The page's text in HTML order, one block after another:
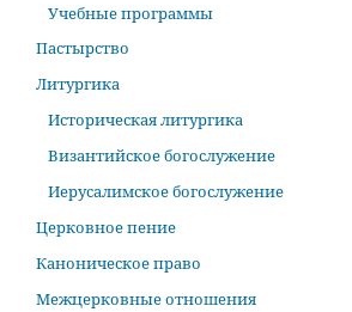
Учебные программы
Пастырство
Литургика
Историческая литургика
Византийское богослужение
Иерусалимское богослужение
Церковное пение
Каноническое право
Межцерковные отношения